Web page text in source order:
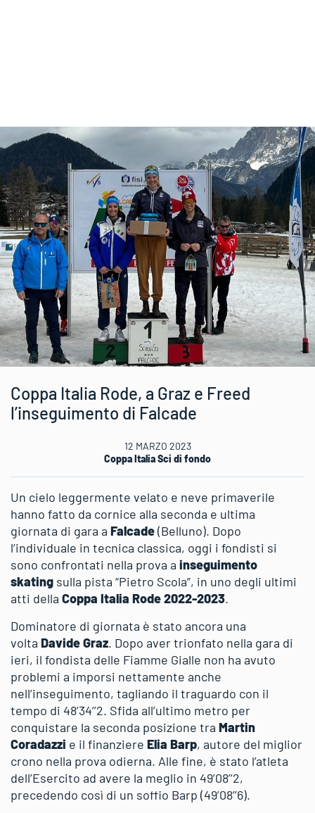
Coppa Italia Rode, a Graz e Freed
l’inseguimento di Falcade
12 MARZO 2023
Coppa Italia Sci di fondo
Un cielo leggermente velato e neve primaverile
hanno fatto da cornice alla seconda e ultima
giornata di gara a Falcade(Belluno). Dopo
l’individuale in tecnica classica, oggi i fondisti si
sono confrontati nella prova a inseguimento
skating sulla pista “Pietro Scola”, in uno degli ultimi
atti della Coppa Italia Rode 2022-2023.
Dominatore di giornata è stato ancora una
volta Davide Graz. Dopo aver trionfato nella gara di
ieri, il fondista delle Fiamme Gialle non ha avuto
problemi a imporsi nettamente anche
nell’inseguimento, tagliando il traguardo con il
tempo di 48’34’’2. Sfida all’ultimo metro per
conquistare la seconda posizione tra Martin
Coradazzi e il finanziere Elia Barp, autore del miglior
crono nella prova odierna. Alle fine, è stato l’atleta
dell’Esercito ad avere la meglio in 49’08’’2,
precedendo così di un soffio Barp (49’08’’6).